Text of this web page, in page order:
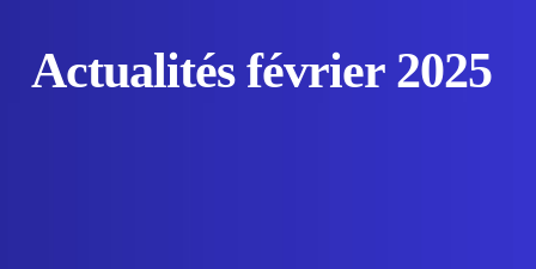
Actualités février 2025